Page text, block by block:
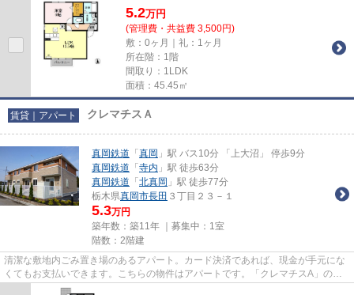
5.2万円
(管理費・共益費 3,500円)
敷：0ヶ月｜礼：1ヶ月
所在階：1階
間取り：1LDK
面積：45.45㎡
賃貸｜アパート クレマチスＡ
真岡鉄道 「 真岡 」駅 バス10分 「上大沼」 停歩9分
真岡鉄道 「 寺内 」駅 徒歩63分
真岡鉄道 「 北真岡 」駅 徒歩77分
栃木県真岡市長田 ３丁目２３－１
5.3万円
築年数：築11年 ｜募集中： 1室
階数：2階建
清潔な敷地内ごみ置き場のあるアパート。カード決済であれば、現金が手元にな
くてもお支払いできます。こちらの物件はアパートです。「クレマチスA」の物
件情報をお探しならお気軽にお...